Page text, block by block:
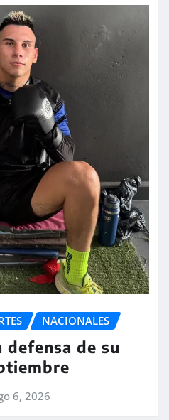
NACIONALES
defensa de su
6, 2026